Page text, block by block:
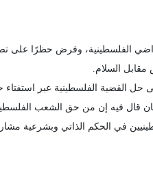
إسرائيل للأراضي الفلسطينية، وفرض
قال فيه إن من حق الشعب
الفلسطينيين في الحكم الذاتي